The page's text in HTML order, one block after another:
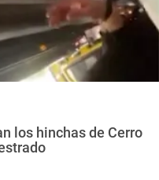
los hinchas de Cerro